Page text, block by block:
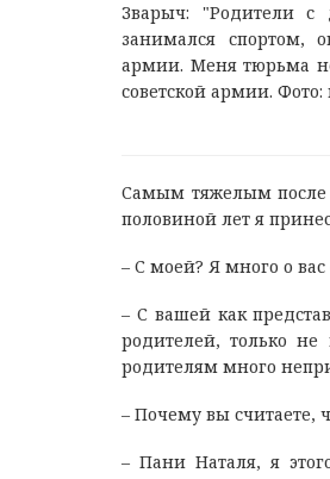
Зварыч: "Родители с
занимался спортом,
армии. Меня тюрьма
советской армии.
Самым тяжелым после
половиной лет я
– С моей? Я много о
– С вашей как
родителей, только
родителям много
– Почему вы считаете,
– Пани Наталя, я